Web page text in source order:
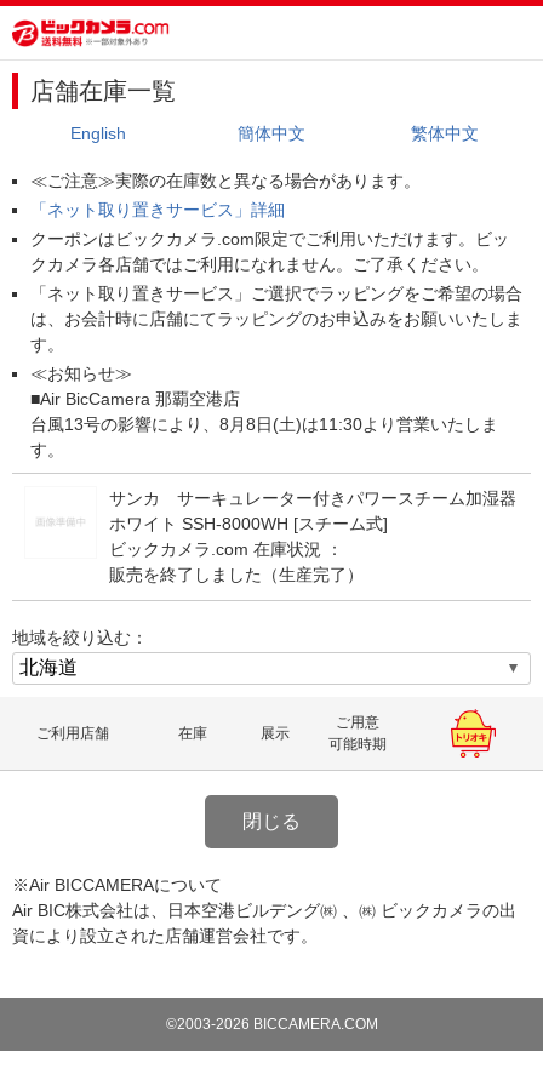
店舗在庫一覧
English 簡体中文 繁体中文
≪ご注意≫実際の在庫数と異なる場合があります。
「ネット取り置きサービス」詳細
クーポンはビックカメラ.com限定でご利用いただけます。ビッ
クカメラ各店舗ではご利用になれません。ご了承ください。
「ネット取り置きサービス」ご選択でラッピングをご希望の場合
は、お会計時に店舗にてラッピングのお申込みをお願いいたしま
す。
≪お知らせ≫
■Air BicCamera 那覇空港店
台風13号の影響により、8月8日(土)は11:30より営業いたしま
す。
サンカ サーキュレーター付きパワースチーム加湿器
ホワイト SSH-8000WH [スチーム式]
ビックカメラ.com 在庫状況 ：
販売を終了しました（生産完了）
地域を絞り込む：
ご利用店舗 在庫 展示
ご用意
可能時期
閉じる
※Air BICCAMERAについて
Air BIC株式会社は、日本空港ビルデング㈱ 、㈱ ビックカメラの出
資により設立された店舗運営会社です。
©2003-2026 BICCAMERA.COM